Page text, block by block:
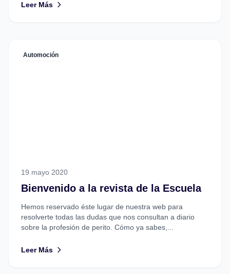
Leer Más
Automoción
19 mayo 2020
Bienvenido a la revista de la Escuela
Hemos reservado éste lugar de nuestra web para
resolverte todas las dudas que nos consultan a diario
sobre la profesión de perito. Cómo ya sabes,...
Leer Más